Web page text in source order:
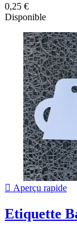
0,25 €
Disponible
 Aperçu rapide
Etiquette